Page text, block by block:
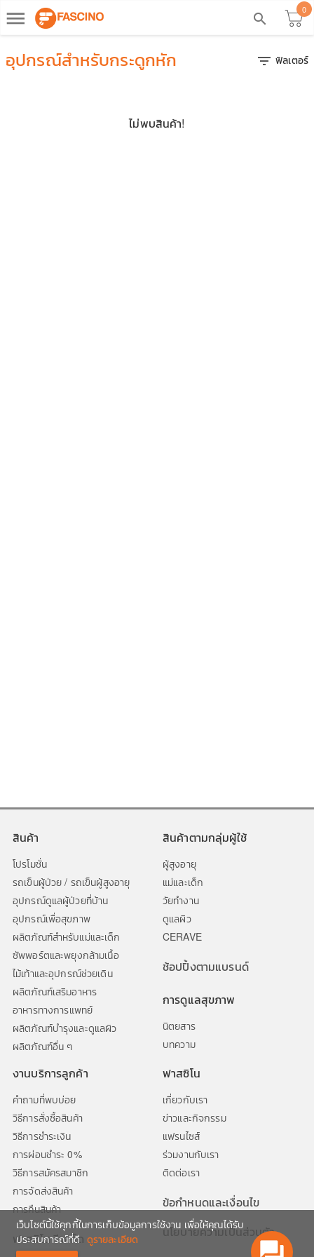
dehaze search
0
อุปกรณ์สำหรับกระดูกหัก filter_list ฟิลเตอร์
ไม่พบสินค้า!
สินค้า
โปรโมชั่น
รถเข็นผู้ป่วย / รถเข็นผู้สูงอายุ
อุปกรณ์ดูแลผู้ป่วยที่บ้าน
อุปกรณ์เพื่อสุขภาพ
ผลิตภัณฑ์สำหรับแม่และเด็ก
ซัพพอร์ตและพยุงกล้ามเนื้อ
ไม้เท้าและอุปกรณ์ช่วยเดิน
ผลิตภัณฑ์เสริมอาหาร
อาหารทางการแพทย์
ผลิตภัณฑ์บำรุงและดูแลผิว
ผลิตภัณฑ์อื่น ๆ
สินค้าตามกลุ่มผู้ใช้
ผู้สูงอายุ
แม่และเด็ก
วัยทำงาน
ดูแลผิว
CERAVE
ช้อปปิ้งตามแบรนด์
การดูแลสุขภาพ
นิตยสาร
บทความ
งานบริการลูกค้า
คำถามที่พบบ่อย
วิธีการสั่งซื้อสินค้า
วิธีการชำระเงิน
การผ่อนชำระ 0%
วิธีการสมัครสมาชิก
การจัดส่งสินค้า
การคืนสินค้า
ฟาสซิโน รีวอร์ด
ฟาสซิโน
เกี่ยวกับเรา
ข่าวและกิจกรรม
แฟรนไซส์
ร่วมงานกับเรา
ติดต่อเรา
ข้อกำหนดและเงื่อนไข
นโยบายความเป็นส่วนตัว
เว็บไซต์นี้ใช้คุกกี้ในการเก็บข้อมูลการใช้งาน เพื่อให้คุณได้รับ
ประสบการณ์ที่ดี ดูรายละเอียด